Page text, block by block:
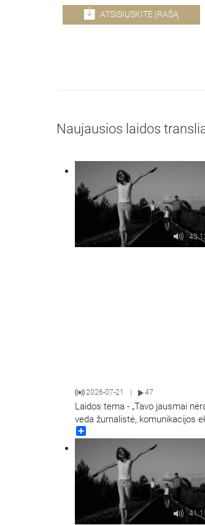
ATSISIŲSKITE ĮRAŠĄ
Naujausios laidos
2026-07-21 47
Laidos tema - „Tavo jausmai
veda žurnalistė, komunikacijos